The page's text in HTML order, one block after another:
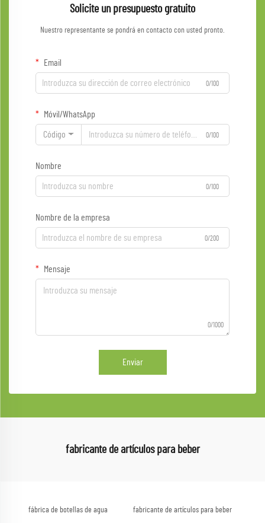
Solicite un presupuesto gratuito
Nuestro representante se pondrá en contacto con usted pronto.
Email
0/100
Móvil/WhatsApp
Código 0/100
Nombre
0/100
Nombre de la empresa
0/200
Mensaje
0/1000
Enviar
fabricante de artículos para beber
fábrica de botellas de agua fabricante de artículos para beber